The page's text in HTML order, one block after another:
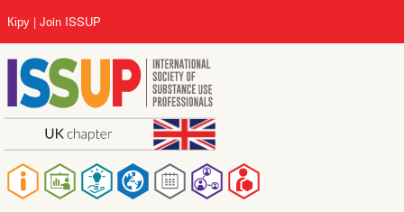
to
main
content
Main
navigation
User
account
menu
Кіру Join ISSUP